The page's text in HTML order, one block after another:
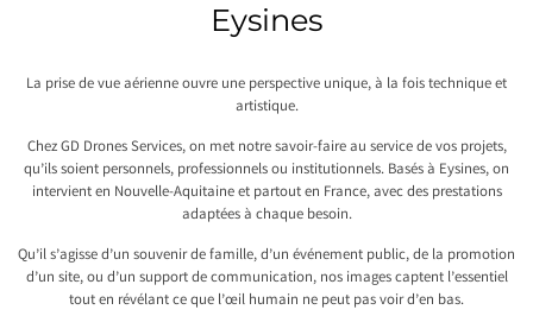
Eysines
La prise de vue aérienne ouvre une perspective unique, à la fois technique et
artistique.
Chez GD Drones Services, on met notre savoir-faire au service de vos projets,
qu’ils soient personnels, professionnels ou institutionnels. Basés à Eysines, on
intervient en Nouvelle-Aquitaine et partout en France, avec des prestations
adaptées à chaque besoin.
Qu’il s’agisse d’un souvenir de famille, d’un événement public, de la promotion
d’un site, ou d’un support de communication, nos images captent l’essentiel
tout en révélant ce que l’œil humain ne peut pas voir d’en bas.